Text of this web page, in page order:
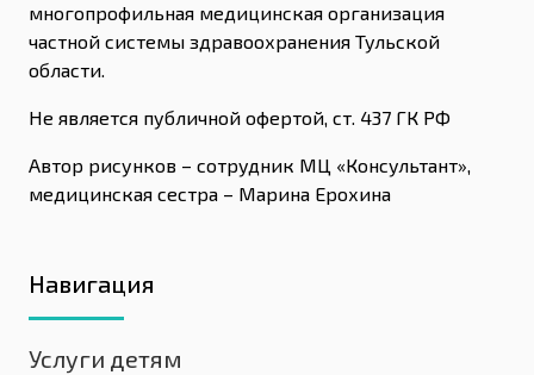
многопрофильная медицинская организация
частной системы здравоохранения Тульской
области.
Не является публичной офертой, ст. 437 ГК РФ
Автор рисунков – сотрудник МЦ «Консультант»,
медицинская сестра – Марина Ерохина
Навигация
Услуги детям